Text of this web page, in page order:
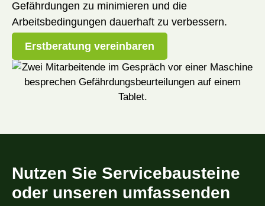
Gefährdungen zu minimieren und die
Arbeitsbedingungen dauerhaft zu verbessern.
Erstberatung vereinbaren
Nutzen Sie Servicebausteine
oder unseren umfassenden